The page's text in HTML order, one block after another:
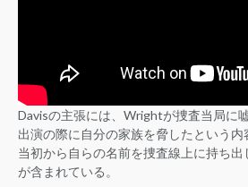
Davisの主張には、Wrightが捜査当局に
出演の際に自分の家族を脅したという
当初から自らの名前を捜査線上に持ち
が含まれている。